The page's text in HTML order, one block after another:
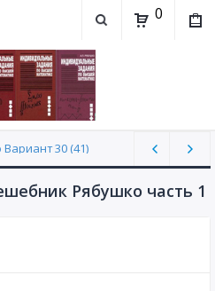
0
30 (41)
Рябушко часть 1